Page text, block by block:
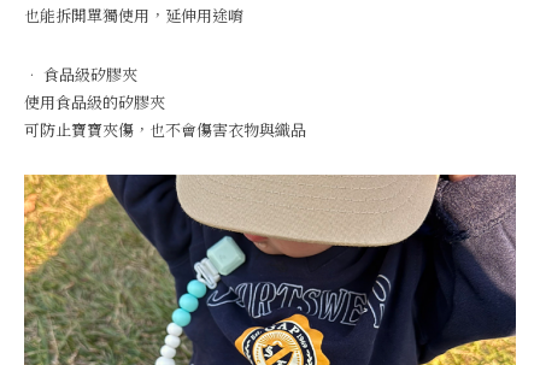
也能拆開單獨使用，延伸用途唷
• 食品級矽膠夾
使用食品級的矽膠夾
可防止寶寶夾傷，也不會傷害衣物與織品